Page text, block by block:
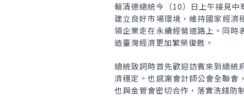
賴清德總統今（10）日上午接見
建立良好市場環境，維持國家經濟
領企業走在永續經營道路上。同時
造臺灣經濟更加繁榮復甦。
總統致詞時首先歡迎訪賓來到總統
濟穩定。也感謝會計師公會全聯會
也與金管會密切合作，落實洗錢防